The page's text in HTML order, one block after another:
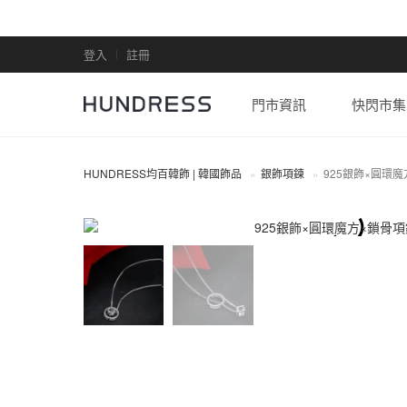
登入 註冊
門市資訊 快閃市集
HUNDRESS均百韓飾 | 韓國飾品 銀飾項鍊 925銀飾×圓環魔
全部商品